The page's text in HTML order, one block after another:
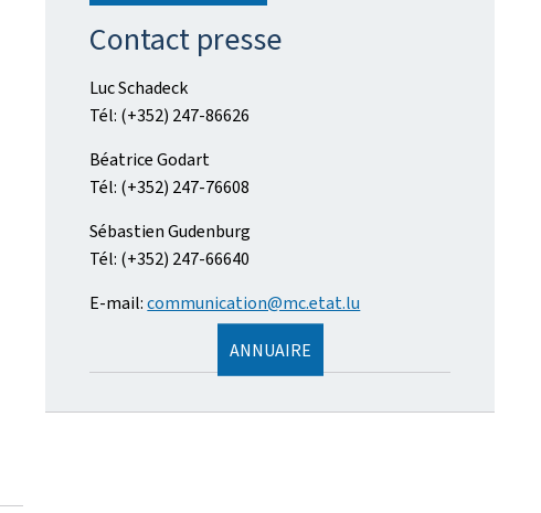
Contact presse
Luc Schadeck
Tél: (+352) 247-86626
Béatrice Godart
Tél: (+352) 247-76608
Sébastien Gudenburg
Tél: (+352) 247-66640
E-mail:communication@mc.etat.lu
ANNUAIRE